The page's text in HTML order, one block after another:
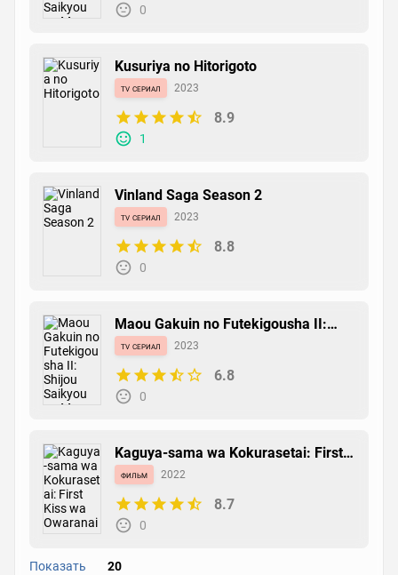
0
Kusuriya no Hitorigoto
tv сериал 2023
8.9
1
Vinland Saga Season 2
tv сериал 2023
8.8
0
Maou Gakuin no Futekigousha II:
Shijou Saikyou no Maou no Shiso,
Tensei shite Shison-tachi no Gakkou
e Kayou
tv сериал 2023
6.8
0
Kaguya-sama wa Kokurasetai: First
Kiss wa Owaranai
фильм 2022
8.7
0
Показать 20